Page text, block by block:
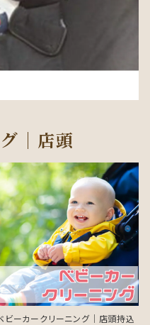
｜店頭
ビーカークリーニング｜店頭持込